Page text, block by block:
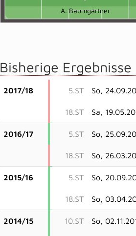
A. Baumgärtner
Bisherige Ergebnisse
2017/18 5.ST So,
18.ST Sa,
2016/17 5.ST So,
18.ST So,
2015/16 5.ST So,
18.ST So,
2014/15 10.ST So,